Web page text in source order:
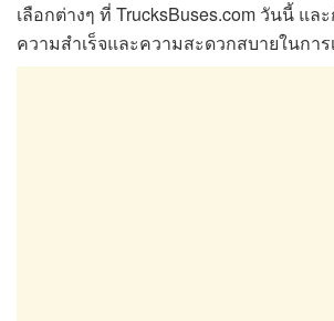
เลือกต่างๆ ที่ TrucksBuses.com วันนี้ แ
ความสำเร็จและความสะดวกสบายในกา